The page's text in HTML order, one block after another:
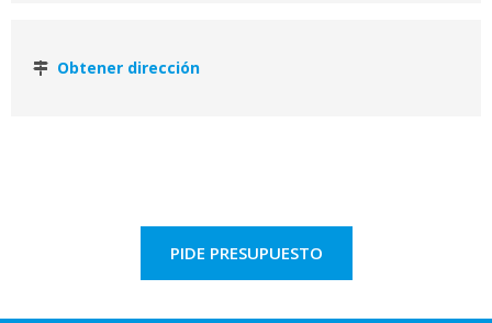
Obtener dirección
PIDE PRESUPUESTO